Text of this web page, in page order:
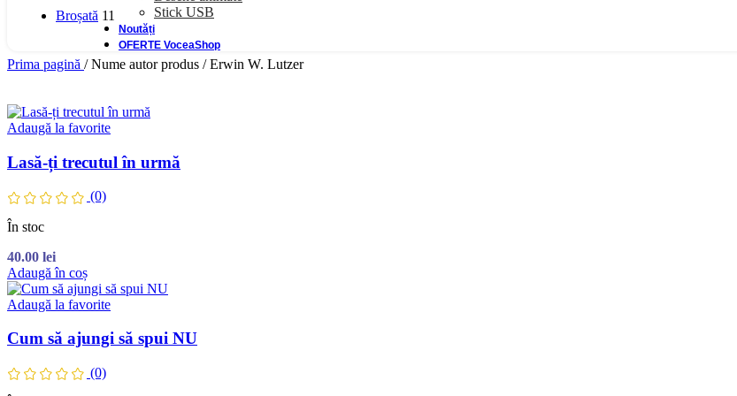
Stick USB
Noutăți
OFERTE VoceaShop
Broșată 11
Prima pagină / Nume autor produs / Erwin W. Lutzer
Adaugă la favorite
Lasă-ți trecutul în urmă
(0)
În stoc
40.00 lei
Adaugă în coș
Adaugă la favorite
Cum să ajungi să spui NU
(0)